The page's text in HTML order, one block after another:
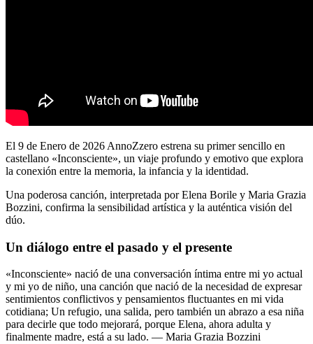
El 9 de Enero de 2026 AnnoZzero estrena su primer sencillo en
castellano «Inconsciente», un viaje profundo y emotivo que explora
la conexión entre la memoria, la infancia y la identidad.
Una poderosa canción, interpretada por Elena Borile y Maria Grazia
Bozzini, confirma la sensibilidad artística y la auténtica visión del
dúo.
Un diálogo entre el pasado y el presente
«Inconsciente» nació de una conversación íntima entre mi yo actual
y mi yo de niño, una canción que nació de la necesidad de expresar
sentimientos conflictivos y pensamientos fluctuantes en mi vida
cotidiana; Un refugio, una salida, pero también un abrazo a esa niña
para decirle que todo mejorará, porque Elena, ahora adulta y
finalmente madre, está a su lado. — Maria Grazia Bozzini